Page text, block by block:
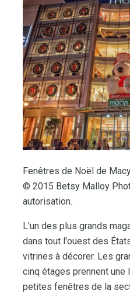
Fenêtres de Noël de
© 2015 Betsy Malloy
autorisation.
L'un des plus grands
dans tout l'ouest des
vitrines à décorer. Les
cinq étages prennent une
petites fenêtres de la